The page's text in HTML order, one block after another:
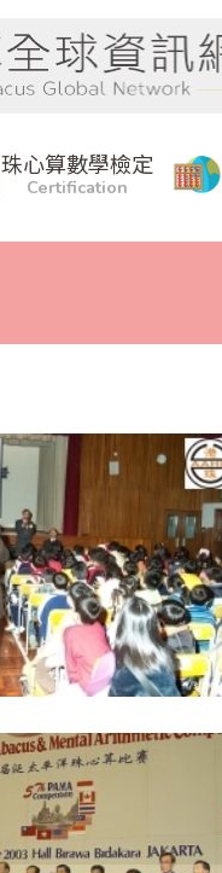
珠心算數學檢定
Certification